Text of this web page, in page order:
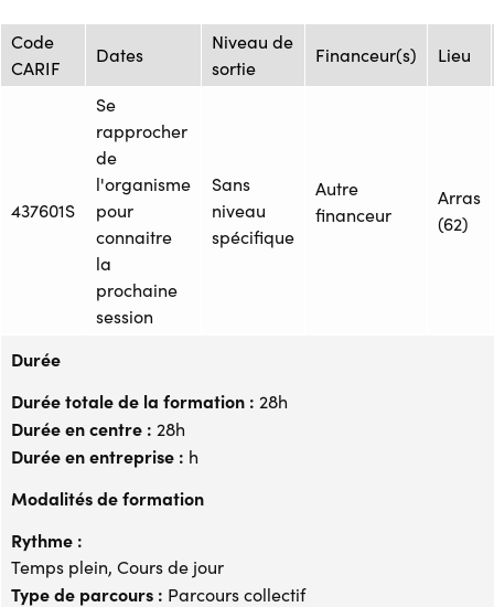
Code
CARIF
Dates
Niveau de
sortie
Financeur(s) Lieu
437601S
Se
rapprocher
de
l'organisme
pour
connaitre
la
prochaine
session
Sans
niveau
spécifique
Autre
financeur
Arras
(62)
Durée
Durée totale de la formation : 28h
Durée en centre : 28h
Durée en entreprise : h
Modalités de formation
Rythme :
Temps plein, Cours de jour
Type de parcours : Parcours collectif